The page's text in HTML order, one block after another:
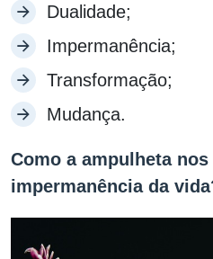
Dualidade;
Impermanência;
Transformação;
Mudança.
Como a ampulheta
impermanência da